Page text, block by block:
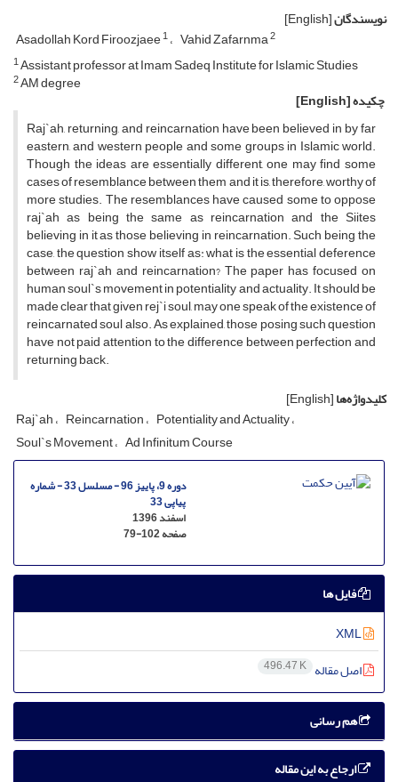
نویسندگان[English]
Asadollah Kord Firoozjaee1 Vahid Zafarnma2
1Assistant professor at Imam Sadeq Institute for Islamic Studies
2AM degree
چکیده[English]
Raj`ah, returning, and reincarnation have been believed in by far
eastern, and western people and some groups in Islamic world.
Though the ideas are essentially different, one may find some
cases of resemblance between them and it is, therefore, worthy of
more studies. The resemblances have caused some to oppose
raj`ah as being the same as reincarnation and the Siites
believing in it as those believing in reincarnation. Such being the
case, the question show itself as: what is the essential deference
between raj`ah and reincarnation? The paper has focused on
human soul`s movement in potentiality and actuality. It should be
made clear that given rej`i soul, may one speak of the existence of
reincarnated soul also. As explained, those posing such question
have not paid attention to the difference between perfection and
returning back.
کلیدواژه‌ها[English]
Raj`ah Reincarnation Potentiality and Actuality
Soul`s Movement Ad Infinitum Course
دوره 9، پاییز 96 - مسلسل 33 - شماره
پیاپی 33
اسفند 1396
صفحه79-102
فایل ها
اصل مقاله 496.47 K
هم رسانی
ارجاع به این مقاله